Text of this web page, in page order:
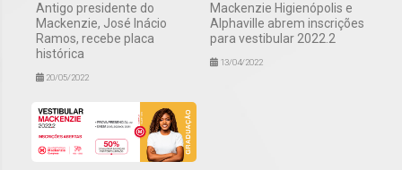
Antigo presidente do
Mackenzie, José Inácio
Ramos, recebe placa
histórica
20/05/2022
Mackenzie Higienópolis e
Alphaville abrem inscrições
para vestibular 2022.2
13/04/2022